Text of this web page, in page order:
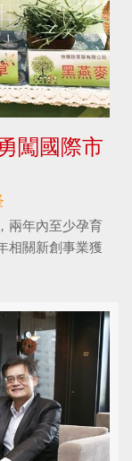
闖國際市
兩年內至少孕育
相關新創事業獲